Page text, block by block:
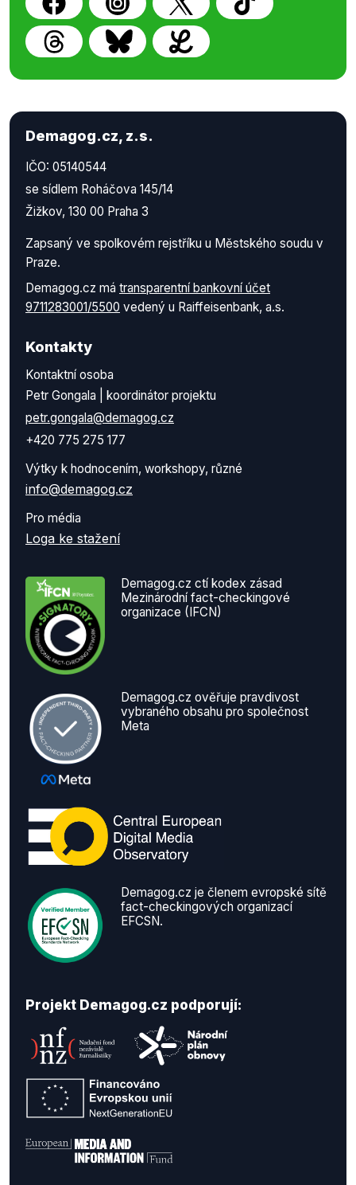
Demagog.cz, z.s.
IČO: 05140544
se sídlem Roháčova 145/14
Žižkov, 130 00 Praha 3
Zapsaný ve spolkovém rejstříku u Městského soudu v
Praze.
Demagog.cz má transparentní bankovní účet
9711283001/5500 vedený u Raiffeisenbank, a.s.
Kontakty
Kontaktní osoba
Petr Gongala | koordinátor projektu
petr.gongala@demagog.cz
+420 775 275 177
Výtky k hodnocením, workshopy, různé
info@demagog.cz
Pro média
Loga ke stažení
Demagog.cz ctí kodex zásad
Mezinárodní fact-checkingové
organizace (IFCN)
Demagog.cz ověřuje pravdivost
vybraného obsahu pro společnost
Meta
Demagog.cz je členem evropské sítě
fact-checkingových organizací
EFCSN.
Projekt Demagog.cz podporují: